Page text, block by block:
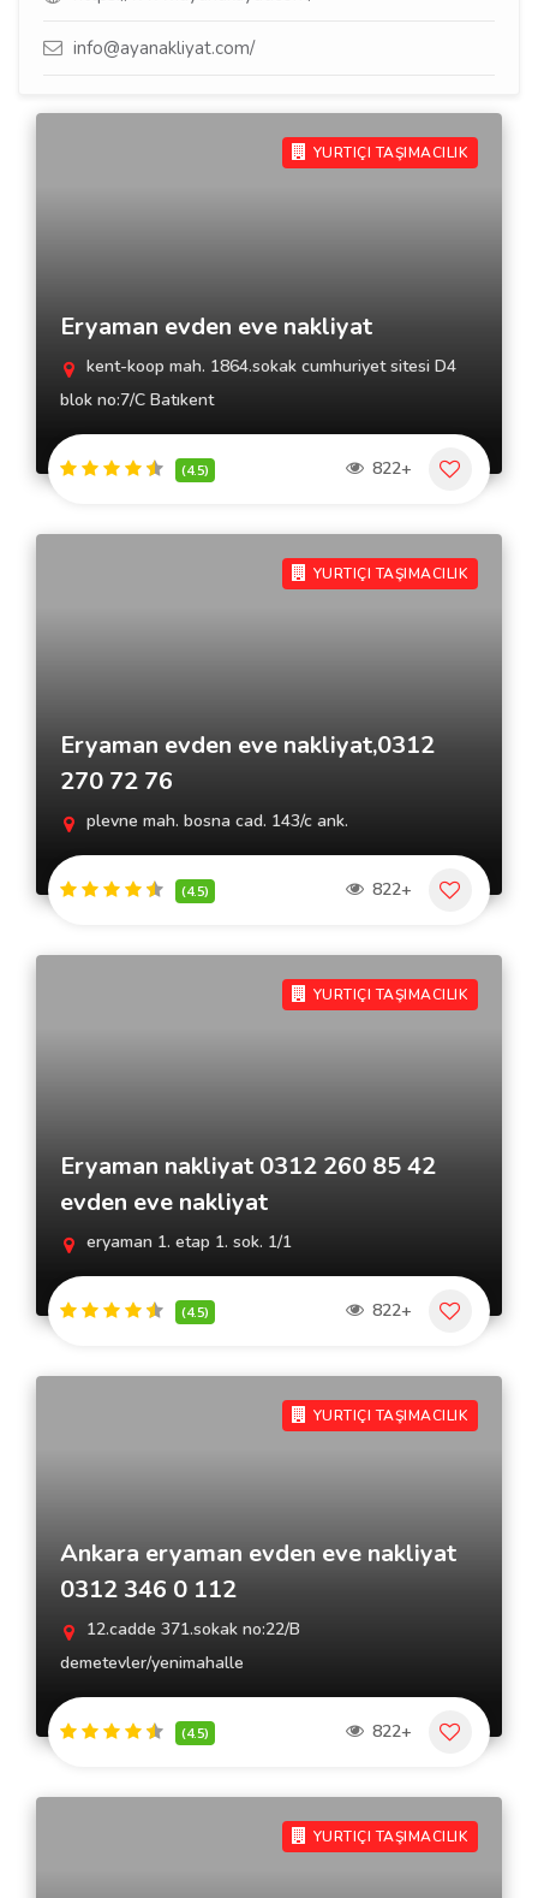
info@ayanakliyat.com/
YURTIÇI TAŞIMACILIK
Eryaman evden eve nakliyat
kent-koop mah. 1864.sokak cumhuriyet sitesi D4
blok no:7/C Batıkent
(4.5) 822+
YURTIÇI TAŞIMACILIK
Eryaman evden eve nakliyat,0312
270 72 76
plevne mah. bosna cad. 143/c ank.
(4.5) 822+
YURTIÇI TAŞIMACILIK
Eryaman nakliyat 0312 260 85 42
evden eve nakliyat
eryaman 1. etap 1. sok. 1/1
(4.5) 822+
YURTIÇI TAŞIMACILIK
Ankara eryaman evden eve nakliyat
0312 346 0 112
12.cadde 371.sokak no:22/B
demetevler/yenimahalle
(4.5) 822+
YURTIÇI TAŞIMACILIK